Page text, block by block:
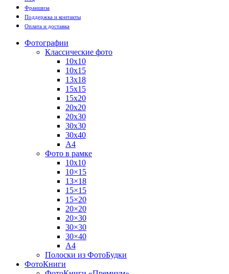
Франшиза
Поддержка и контакты
Оплата и доставка
Фотографии
Классические фото
10х10
10х15
13х18
15х15
15х20
20х20
20х30
30х30
30х40
А4
Фото в рамке
10х10
10×15
13×18
15×15
15×20
20×20
20×30
30×30
30×40
A4
Полоски из ФотоБудки
ФотоКниги